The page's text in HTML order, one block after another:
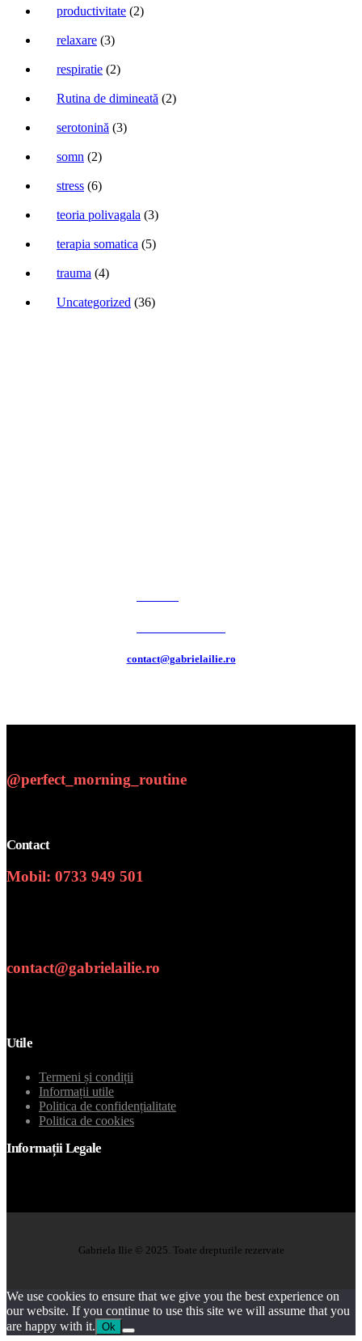
productivitate (2)
relaxare (3)
respiratie (2)
Rutina de dimineată (2)
serotonină (3)
somn (2)
stress (6)
teoria polivagala (3)
terapia somatica (5)
trauma (4)
Uncategorized (36)
contact@gabrielailie.ro
@perfect_morning_routine
Contact
Mobil: 0733 949 501
contact@gabrielailie.ro
Utile
Termeni și condiții
Informații utile
Politica de confidențialitate
Politica de cookies
Informații Legale
Gabriela Ilie © 2025. Toate drepturile rezervate
We use cookies to ensure that we give you the best experience on
our website. If you continue to use this site we will assume that you
are happy with it. Ok